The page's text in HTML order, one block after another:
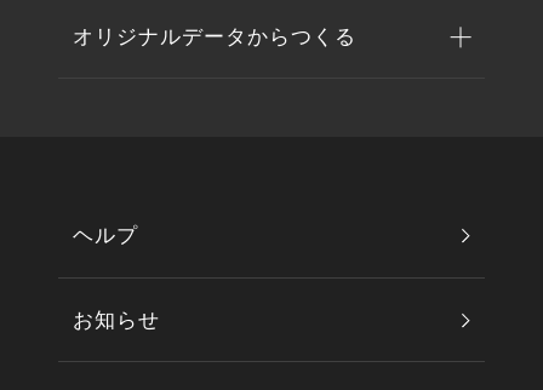
オリジナルデータからつくる
ヘルプ
お知らせ